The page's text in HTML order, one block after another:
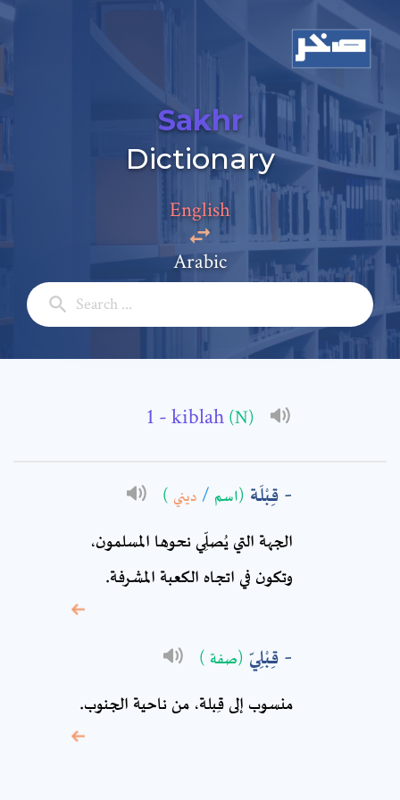
Sakhr
Dictionary
English
Arabic
- kiblah (N)
قِبْلَة (اسم / ديني )
الجهة التي يُصلِّي نحوها المسلمون،
وتكون في اتجاه الكعبة المشرفة.
قِبْلِيّ (صفة )
منسوب إلى قِبلة، من ناحية الجنوب.
Add a comment
Full Name: *
Subject: *
* sign, it means are
required fields